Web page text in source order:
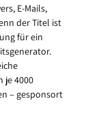
E-Mails,
der Titel ist
für ein
je 4000
– gesponsort